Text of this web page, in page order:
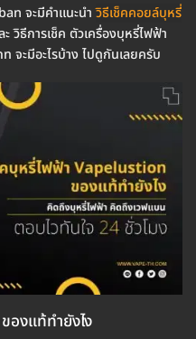
จะมีคำแนะนำวิธีเช็คคอยล์บุหรี่
วิธีการเช็ค ตัวเครื่องบุหรี่ไฟฟ้า
จะมีอะไรบ้าง ไปดูกันเลยครับ
องแท้ทำยังไง